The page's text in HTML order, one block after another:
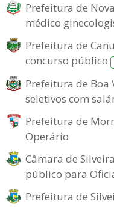
Prefeitura de
médico
Prefeitura de
concurso público
Prefeitura de Boa
seletivos com
Prefeitura de
Operário
Câmara de
público para
Prefeitura de